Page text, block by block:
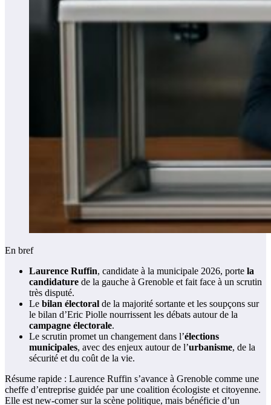
En bref
Laurence Ruffin, candidate à la municipale 2026, porte la
candidature de la gauche à Grenoble et fait face à un scrutin
très disputé.
Le bilan électoral de la majorité sortante et les soupçons sur
le bilan d’Eric Piolle nourrissent les débats autour de la
campagne électorale.
Le scrutin promet un changement dans l’élections
municipales, avec des enjeux autour de l’urbanisme, de la
sécurité et du coût de la vie.
Résume rapide : Laurence Ruffin s’avance à Grenoble comme une
cheffe d’entreprise guidée par une coalition écologiste et citoyenne.
Elle est new-comer sur la scène politique, mais bénéficie d’un